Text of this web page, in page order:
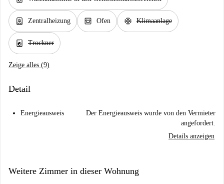
water_heater Zentralheizung oven_gen Ofen ac_unit Klimaanlage
local_laundry_service Trockner
Zeige alles (9)
Detail
Energieausweis
Der Energieausweis wurde von den Vermieter
angefordert.
Details anzeigen
Weitere Zimmer in dieser Wohnung